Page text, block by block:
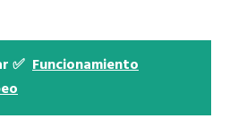
✅ Funcionamiento